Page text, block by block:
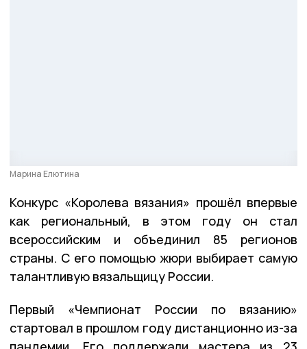
Марина Елютина
Конкурс «Королева вязания» прошёл впервые
как региональный, в этом году он стал
всероссийским и объединил 85 регионов
страны. С его помощью жюри выбирает самую
талантливую вязальщицу России.
Первый «Чемпионат России по вязанию»
стартовал в прошлом году дистанционно из-за